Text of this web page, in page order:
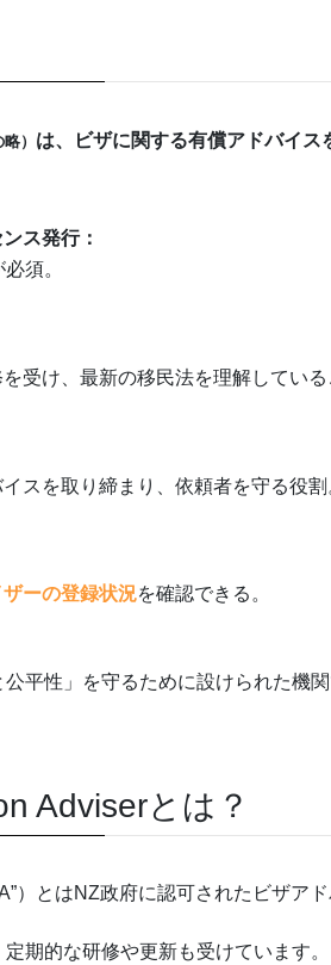
） は、ビザに関する有償アドバイス
ス発行：
須。
受け、最新の移民法を理解している
スを取り締まり、依頼者を守る役割
ーの登録状況を確認できる。
平性」を守るために設けられた機
Adviserとは？
）とはNZ政府に認可されたビザアド
期的な研修や更新も受けています。